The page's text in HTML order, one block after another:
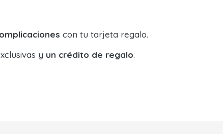
con tu tarjeta regalo.
y un crédito de regalo.